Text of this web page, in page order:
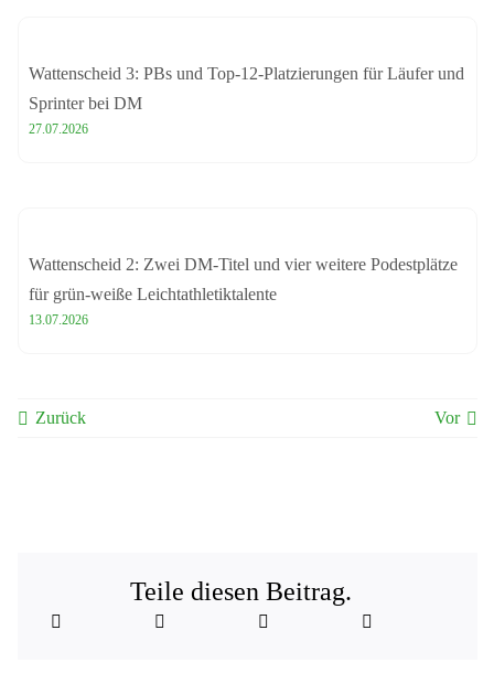
Wattenscheid 3: PBs und Top-12-Platzierungen für Läufer und
Sprinter bei DM
27.07.2026
Wattenscheid 2: Zwei DM-Titel und vier weitere Podestplätze
für grün-weiße Leichtathletiktalente
13.07.2026
Zurück Vor
Teile diesen Beitrag.